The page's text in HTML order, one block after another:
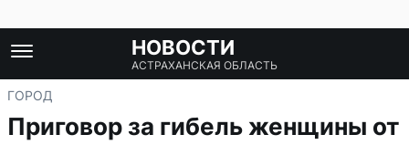
НОВОСТИ
АСТРАХАНСКАЯ ОБЛАСТЬ
ГОРОД
Приговор за гибель женщины от